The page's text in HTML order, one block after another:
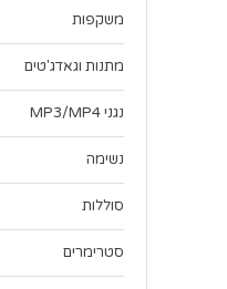
משקפות
מתנות וגאדג'טים
נגני MP3/MP4
נשימה
סוללות
סטרימרים